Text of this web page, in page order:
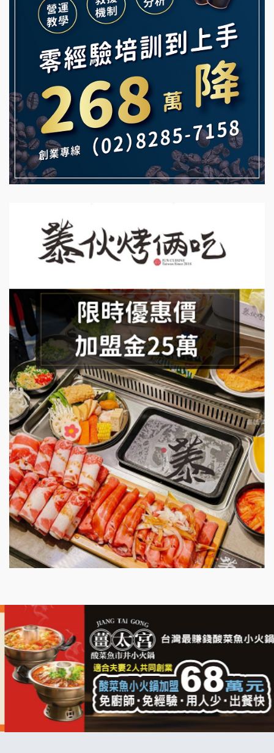
鮮茶道加盟說明會
【曉妍美妝】誠徵行政櫃檯
自助洗衣店誠徵代洗收送人員(台中市)
MUSHEN徵SPA美容芳療師
日十。早午食加盟說明會
拾鑶火鍋加盟說明會
Mr.Wish加盟說明會
白鬍泡泡 BOHO POPO加盟說明會
雞咕雞咕加盟說明會
TEA TOP加盟說明會
珍好味臭臭鍋加盟說明會
藍象廷泰式火鍋加盟說明會
上宇林加盟說明會
莫尼早餐Morni加盟說明會
手作功夫茶加盟說明會
SHARE TEA歇腳亭加盟說明會
潮味決-湯滷專門店加盟說明會
鬍子茶加盟說明會
鮮茶道加盟說明會
微風亭鐵板燒加盟說明會
漫步藍咖啡加盟說明會
明石章魚燒加盟說明會
出櫃加盟說明會
千香漢堡加盟說明會
拉亞漢堡加盟說明會
杜芳子古味茶鋪加盟說明會
優握握×酸奶大獅加盟說明會
冬城門加盟說明會